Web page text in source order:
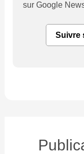
sur Google
Suivre